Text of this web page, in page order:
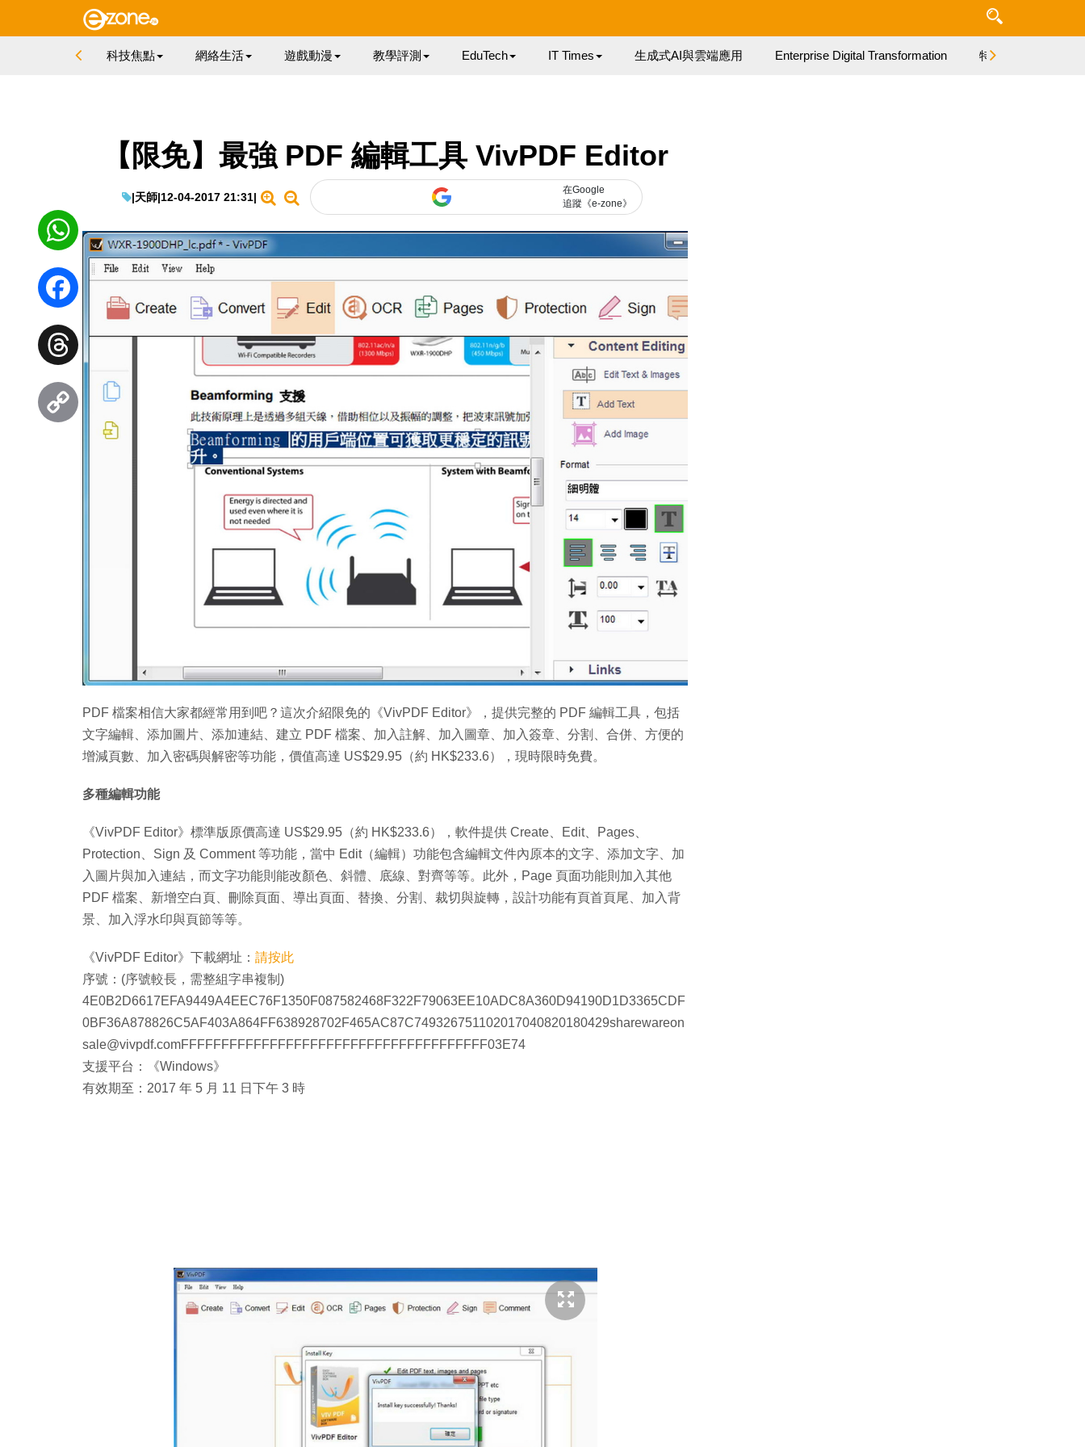
科技焦點 網絡生活 遊戲動漫 教學評測 EduTech IT Times 生成式AI與雲端應用 Enterprise Digital Transformation 特集
【限免】最強 PDF 編輯工具 VivPDF Editor
|天師|12-04-2017 21:31|
在Google
追蹤《e-zone》
PDF 檔案相信大家都經常用到吧？這次介紹限免的《VivPDF Editor》，提供完整的 PDF 編輯工具，包括
文字編輯、添加圖片、添加連結、建立 PDF 檔案、加入註解、加入圖章、加入簽章、分割、合併、方便的
增減頁數、加入密碼與解密等功能，價值高達 US$29.95（約 HK$233.6），現時限時免費。
多種編輯功能
《VivPDF Editor》標準版原價高達 US$29.95（約 HK$233.6），軟件提供 Create、Edit、Pages、
Protection、Sign 及 Comment 等功能，當中 Edit（編輯）功能包含編輯文件內原本的文字、添加文字、加
入圖片與加入連結，而文字功能則能改顏色、斜體、底線、對齊等等。此外，Page 頁面功能則加入其他
PDF 檔案、新增空白頁、刪除頁面、導出頁面、替換、分割、裁切與旋轉，設計功能有頁首頁尾、加入背
景、加入浮水印與頁節等等。
《VivPDF Editor》下載網址： 請按此
序號：(序號較長，需整組字串複制)
4E0B2D6617EFA9449A4EEC76F1350F087582468F322F79063EE10ADC8A360D94190D1D3365CDF
0BF36A878826C5AF403A864FF638928702F465AC87C749326751102017040820180429sharewareon
sale@vivpdf.comFFFFFFFFFFFFFFFFFFFFFFFFFFFFFFFFFFFFFF03E74
支援平台：《Windows》
有效期至：2017 年 5 月 11 日下午 3 時
WhatsApp
Facebook
Threads